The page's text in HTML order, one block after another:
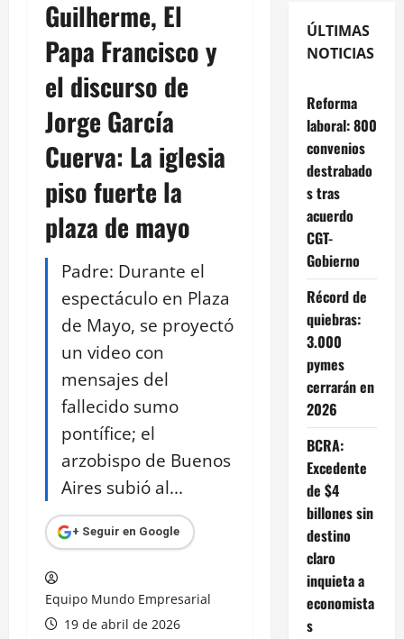
Guilherme, El
Papa Francisco y
el discurso de
Jorge García
Cuerva: La iglesia
piso fuerte la
plaza de mayo
Padre: Durante el
espectáculo en Plaza
de Mayo, se proyectó
un video con
mensajes del
fallecido sumo
pontífice; el
arzobispo de Buenos
Aires subió al...
+ Seguir en Google
Equipo Mundo Empresarial
19 de abril de 2026
ÚLTIMAS
NOTICIAS
Reforma
laboral: 800
convenios
destrabado
s tras
acuerdo
CGT-
Gobierno
Récord de
quiebras:
3.000
pymes
cerrarán en
2026
BCRA:
Excedente
de $4
billones sin
destino
claro
inquieta a
economista
s